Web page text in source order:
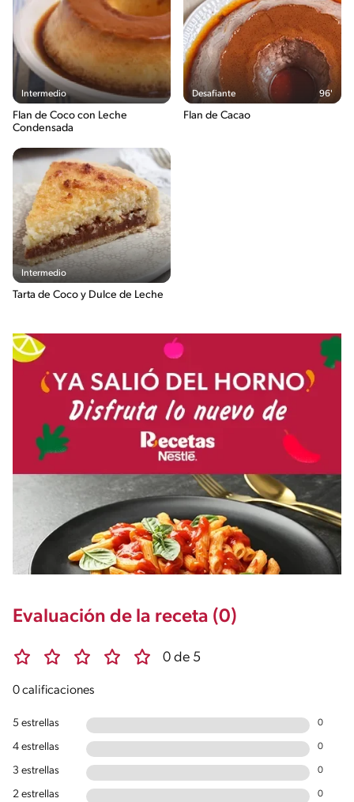
Intermedio
Flan de Coco con Leche
Condensada
Desafiante 96'
Flan de Cacao
Intermedio
Tarta de Coco y Dulce de Leche
Evaluación de la receta (0)
0 de 5
0 calificaciones
5 estrellas 0
4 estrellas 0
3 estrellas 0
2 estrellas 0